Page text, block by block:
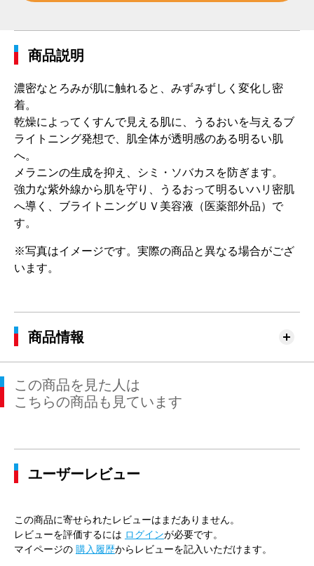
商品説明
濃密なとろみが肌に触れると、みずみずしく変化し密
着。
乾燥によってくすんで見える肌に、うるおいを与えるブ
ライトニング発想で、肌全体が透明感のある明るい肌
へ。
メラニンの生成を抑え、シミ・ソバカスを防ぎます。
強力な紫外線から肌を守り、うるおって明るいハリ密肌
へ導く、ブライトニングＵＶ美容液（医薬部外品）で
す。
※写真はイメージです。実際の商品と異なる場合がござ
います。
商品情報
この商品を見た人は
こちらの商品も見ています
ユーザーレビュー
この商品に寄せられたレビューはまだありません。
レビューを評価するには ログインが必要です。
マイページの 購入履歴からレビューを記入いただけます。